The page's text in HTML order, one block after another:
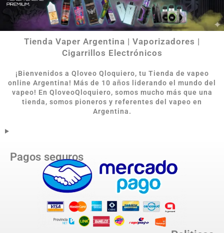
Tienda Vaper Argentina | Vaporizadores |
Cigarrillos Electrónicos
¡Bienvenidos a Qloveo Qloquiero, tu Tienda de vapeo
online Argentina! Más de 10 años liderando el mundo del
vapeo! En QloveoQloquiero, somos mucho más que una
tienda, somos pioneros y referentes del vapeo en
Argentina.
Pagos seguros